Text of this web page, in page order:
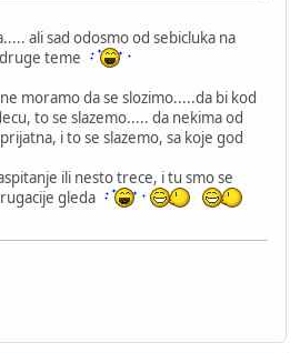
ali sad odosmo od sebicluka na
teme
moramo da se slozimo.....da bi kod
to se slazemo..... da nekima od
i to se slazemo, sa koje god
ili nesto trece, i tu smo se
gleda